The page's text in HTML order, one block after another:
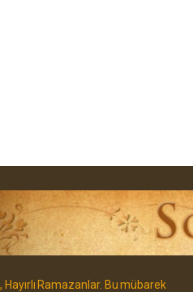
Ramazanlar. Bu mübarek